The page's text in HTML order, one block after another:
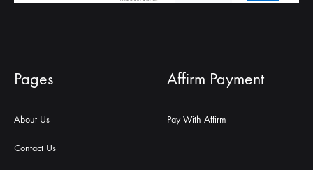
Pages
About Us
Contact Us
Affirm Payment
Pay With Affirm